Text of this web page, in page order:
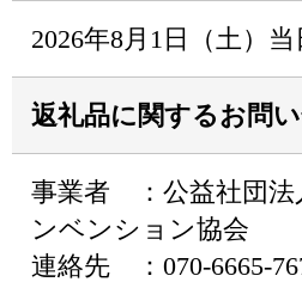
2026年8月1日（土）
返礼品に関するお問
事業者 ：公益社団法
ンベンション協会
連絡先 ：070-6665-